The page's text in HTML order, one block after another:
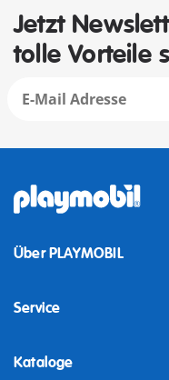
Jetzt
tolle Vorteile
Über PLAYMOBIL
Service
Kataloge